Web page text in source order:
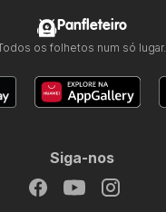
Panfleteiro
os folhetos num só lugar.
Siga-nos